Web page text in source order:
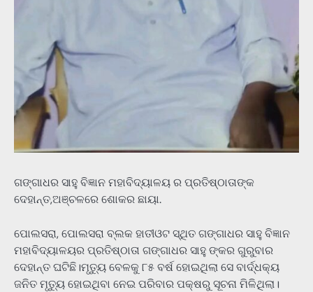
ଗଙ୍ଗାଧର ସାହୁ ବିଜ୍ଞାନ ମହାବିଦ୍ୟାଳୟ ର ପ୍ରତିଷ୍ଠାତାଙ୍କ
ଦେହାନ୍ତ,ଅଞ୍ଚଳରେ ଶୋକର ଛାୟା.
ପୋଲସରା, ପୋଲସରା ବ୍ଲକ ହାତୀଓଟ ସ୍ଥିତ ଗଙ୍ଗାଧର ସାହୁ ବିଜ୍ଞାନ
ମହାବିଦ୍ୟାଳୟର ପ୍ରତିଷ୍ଠାତା ଗଙ୍ଗାଧର ସାହୁ ଙ୍କର ଗୁରୁବାର
ଦେହାନ୍ତ ଘଟିଛି।ମୃତ୍ୟୁ ବେଳକୁ ୮୫ ବର୍ଷ ହୋଇଥିଲା ସେ ବାର୍ଦ୍ଧକ୍ୟ
ଜନିତ ମୃତ୍ୟୁ ହୋଇଥିବା ନେଇ ପରିବାର ପକ୍ଷରୁ ସୂଚନା ମିଳିଥିଲା।